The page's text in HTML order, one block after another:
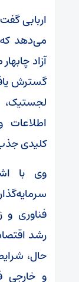
اربابی
می‌دهد که
آزاد
گسترش
لجستیک،
کلیدی
وی با
فناوری
رشد
حال،
و خارجی